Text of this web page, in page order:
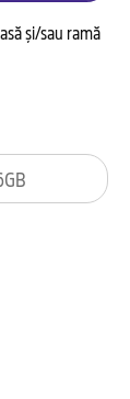
și/sau ramă